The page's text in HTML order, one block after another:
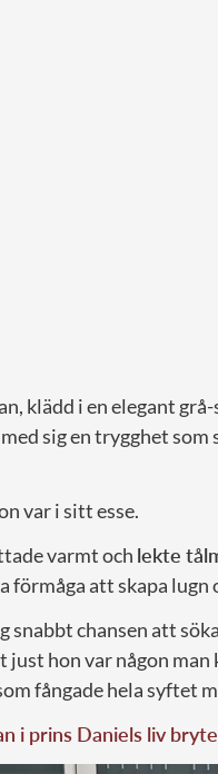
klädd i en elegant
sig en trygghet
var i sitt esse.
varmt och lekte
förmåga att skapa lugn
snabbt chansen att
hon var någon
fångade hela syftet
i prins Daniels liv